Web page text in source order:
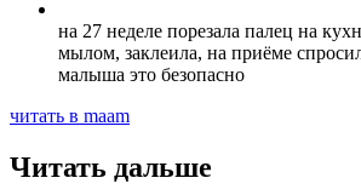
на 27 неделе порезала палец на
мылом, заклеила, на приёме
малыша это безопасно
читать в maam
Читать дальше